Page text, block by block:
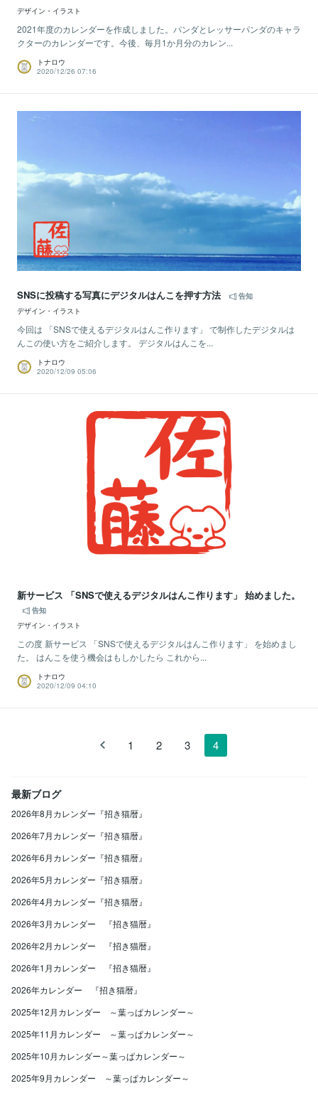
デザイン・イラスト
2021年度のカレンダーを作成しました。パンダとレッサーパンダのキャラ
クターのカレンダーです。今後、毎月1か月分のカレン...
トナロウ
2020/12/26 07:16
SNSに投稿する写真にデジタルはんこを押す方法
告知
デザイン・イラスト
今回は 「SNSで使えるデジタルはんこ作ります」 で制作したデジタルは
んこの使い方をご紹介します。 デジタルはんこを...
トナロウ
2020/12/09 05:06
新サービス 「SNSで使えるデジタルはんこ作ります」 始めました。
告知
デザイン・イラスト
この度 新サービス 「SNSで使えるデジタルはんこ作ります」 を始めまし
た。 はんこを使う機会はもしかしたら これから...
トナロウ
2020/12/09 04:10
1 2 3 4
最新ブログ
2026年8月カレンダー『招き猫暦』
2026年7月カレンダー『招き猫暦』
2026年6月カレンダー『招き猫暦』
2026年5月カレンダー『招き猫暦』
2026年4月カレンダー『招き猫暦』
2026年3月カレンダー 『招き猫暦』
2026年2月カレンダー 『招き猫暦』
2026年1月カレンダー 『招き猫暦』
2026年カレンダー 『招き猫暦』
2025年12月カレンダー ～葉っぱカレンダー～
2025年11月カレンダー ～葉っぱカレンダー～
2025年10月カレンダー～葉っぱカレンダー～
2025年9月カレンダー ～葉っぱカレンダー～